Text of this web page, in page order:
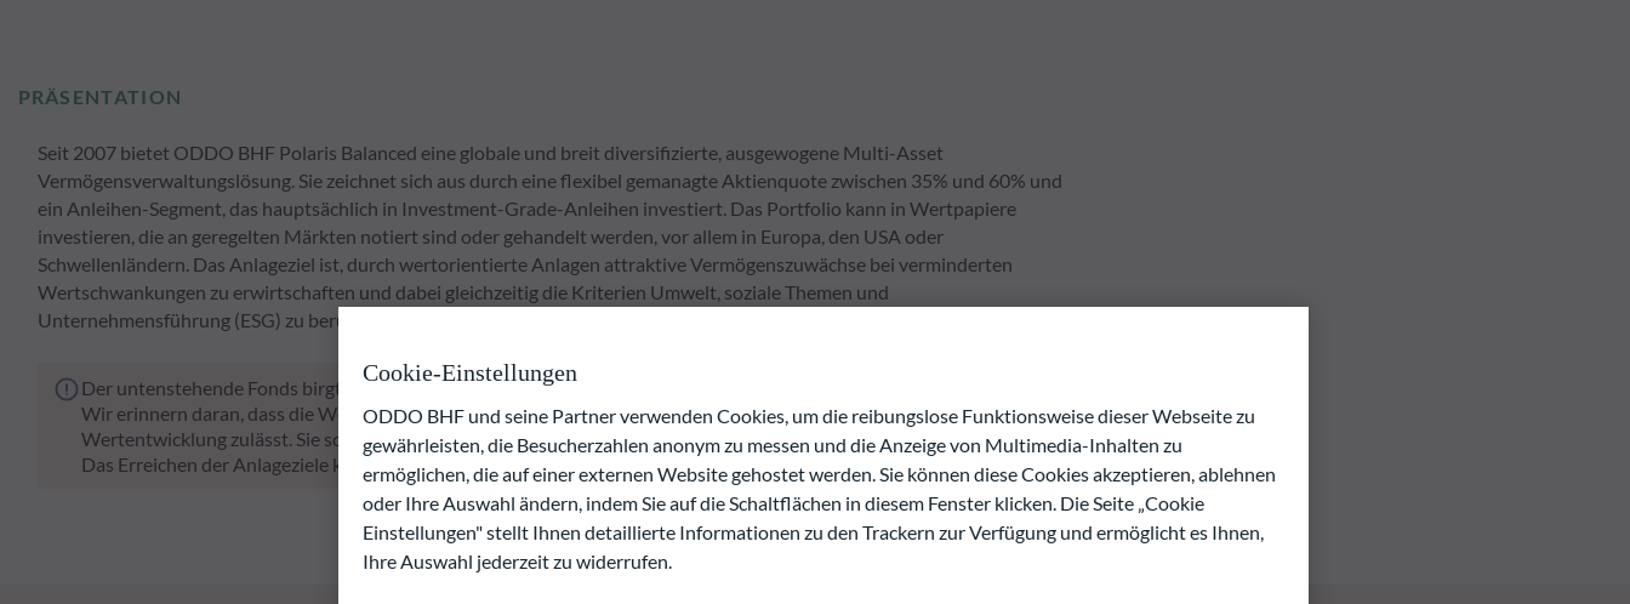
PRÄSENTATION
Seit 2007 bietet ODDO BHF Polaris Balanced eine globale und breit diversifizierte, ausgewogene Multi-Asset
Vermögensverwaltungslösung. Sie zeichnet sich aus durch eine flexibel gemanagte Aktienquote zwischen 35% und 60% und
ein Anleihen-Segment, das hauptsächlich in Investment-Grade-Anleihen investiert. Das Portfolio kann in Wertpapiere
investieren, die an geregelten Märkten notiert sind oder gehandelt werden, vor allem in Europa, den USA oder
Schwellenländern. Das Anlageziel ist, durch wertorientierte Anlagen attraktive Vermögenszuwächse bei verminderten
Wertschwankungen zu erwirtschaften und dabei gleichzeitig die Kriterien Umwelt, soziale Themen und
Unternehmensführung (ESG) zu berücksichtigen.
Der untenstehende Fonds birgt das Risiko eines Kapitalverlusts.
Wir erinnern daran, dass die Wertentwicklung in der Vergangenheit keine Rückschlüsse auf die künftige
Wertentwicklung zulässt. Sie schwankt im Laufe der Zeit.
Das Erreichen der Anlageziele kann nicht garantiert werden.
Cookie-Einstellungen
ODDO BHF und seine Partner verwenden Cookies, um die reibungslose Funktionsweise dieser Webseite zu
gewährleisten, die Besucherzahlen anonym zu messen und die Anzeige von Multimedia-Inhalten zu
ermöglichen, die auf einer externen Website gehostet werden. Sie können diese Cookies akzeptieren, ablehnen
oder Ihre Auswahl ändern, indem Sie auf die Schaltflächen in diesem Fenster klicken. Die Seite „Cookie
Einstellungen" stellt Ihnen detaillierte Informationen zu den Trackern zur Verfügung und ermöglicht es Ihnen,
Ihre Auswahl jederzeit zu widerrufen.